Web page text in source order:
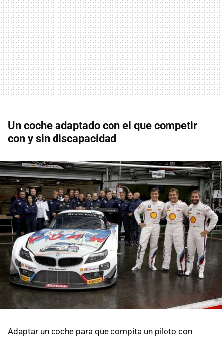
Un coche adaptado con el que competir
con y sin discapacidad
Adaptar un coche para que compita un piloto con